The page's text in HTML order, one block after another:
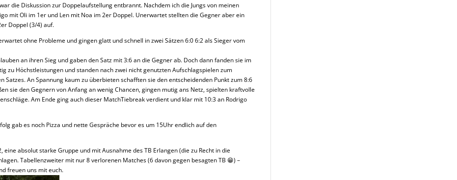
die Diskussion zur Doppelaufstellung entbrannt. Nachdem ich die Jungs von meinen
mit Oli im 1er und Len mit Noa im 2er Doppel. Unerwartet stellten die Gegner aber ein
Doppel (3/4) auf.
ohne Probleme und gingen glatt und schnell in zwei Sätzen 6:0 6:2 als Sieger vom
an ihren Sieg und gaben den Satz mit 3:6 an die Gegner ab. Doch dann fanden sie im
zu Höchstleistungen und standen nach zwei nicht genutzten Aufschlagspielen zum
Satzes. An Spannung kaum zu überbieten schafften sie den entscheidenden Punkt zum 8:6
sie den Gegnern von Anfang an wenig Chancen, gingen mutig ans Netz, spielten kraftvolle
Am Ende ging auch dieser MatchTiebreak verdient und klar mit 10:3 an Rodrigo
gab es noch Pizza und nette Gespräche bevor es um 15Uhr endlich auf den
absolut starke Gruppe und mit Ausnahme des TB Erlangen (die zu Recht in die
Tabellenzweiter mit nur 8 verlorenen Matches (6 davon gegen besagten TB 😁) –
freuen uns mit euch.